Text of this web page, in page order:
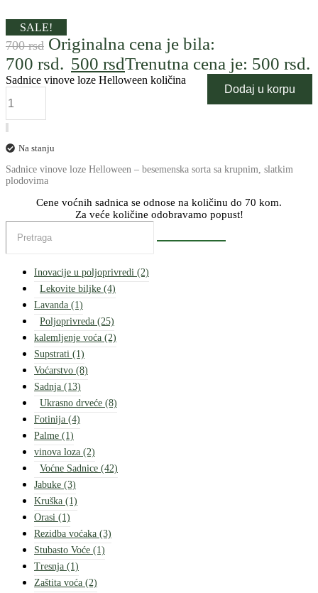
SALE!
700rsd Originalna cena je bila:
700 rsd. 500 rsdTrenutna cena je: 500 rsd.
Sadnice vinove loze Helloween količina
Dodaj u korpu
Na stanju
Sadnice vinove loze Helloween – besemenska sorta sa krupnim, slatkim
plodovima
Cene voćnih sadnica se odnose na količinu do 70 kom.
Za veće količine odobravamo popust!
Inovacije u poljoprivredi (2)
Lekovite biljke (4)
Lavanda (1)
Poljoprivreda (25)
kalemljenje voća (2)
Supstrati (1)
Voćarstvo (8)
Sadnja (13)
Ukrasno drveće (8)
Fotinija (4)
Palme (1)
vinova loza (2)
Voćne Sadnice (42)
Jabuke (3)
Kruška (1)
Orasi (1)
Rezidba voćaka (3)
Stubasto Voće (1)
Tresnja (1)
Zaštita voća (2)